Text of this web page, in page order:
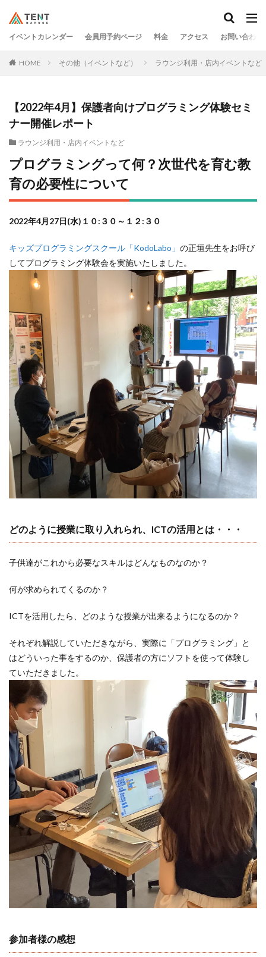
イベントカレンダー 会員用予約ページ 料金 アクセス お問い合わせ
HOME その他（イベントなど） ラウンジ利用・店内イベントなど
【2022年4月】保護者向けプログラミング体験セミ
ナー開催レポート
ラウンジ利用・店内イベントなど
プログラミングって何？次世代を育む教
育の必要性について
2022年4月27日(水)１０:３０～１２:３０
キッズプログラミングスクール「KodoLabo」 の正垣先生をお呼び
してプログラミング体験会を実施いたしました。
どのように授業に取り入れられ、ICTの活用とは・・・
子供達がこれから必要なスキルはどんなものなのか？
何が求められてくるのか？
ICTを活用したら、どのような授業が出来るようになるのか？
それぞれ解説していただきながら、実際に「プログラミング」と
はどういった事をするのか、保護者の方にソフトを使って体験し
ていただきました。
参加者様の感想